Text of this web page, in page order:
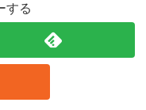
する